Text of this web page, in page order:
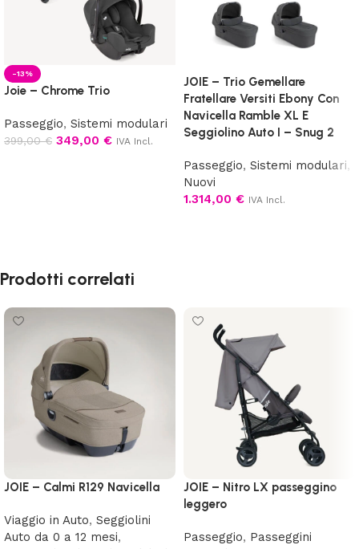
-13%
Joie – Chrome Trio
Passeggio, Sistemi modulari
399,00€ 349,00 € IVA Incl.
JOIE – Trio Gemellare
Fratellare Versiti Ebony Con
Navicella Ramble XL E
Seggiolino Auto I – Snug 2
Passeggio, Sistemi modulari,
Nuovi
1.314,00 € IVA Incl.
Prodotti correlati
JOIE – Calmi R129 Navicella
Viaggio in Auto, Seggiolini
Auto da 0 a 12 mesi,
JOIE – Nitro LX passeggino
leggero
Passeggio, Passeggini